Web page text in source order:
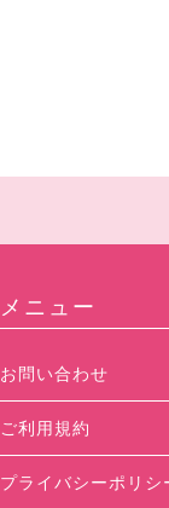
メニュー
お問い合わせ
ご利用規約
プライバシーポリシ